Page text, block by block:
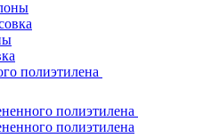
полиэтилена
полиэтилена
полиэтилена